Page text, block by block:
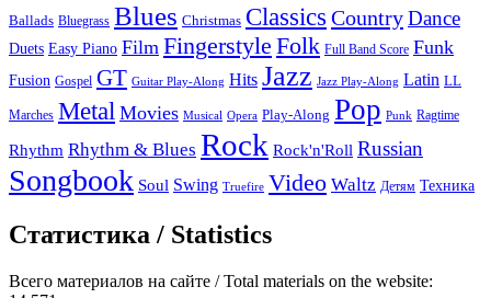
Ballads Bluegrass Blues Christmas Classics CountryDance
Duets Easy Piano Film Fingerstyle Folk Full Band Score Funk
Fusion Gospel GT Guitar Play-Along Hits Jazz Jazz Play-Along Latin LL
Marches Metal Movies Musical Opera Play-Along Pop Punk Ragtime
Rhythm Rhythm & Blues Rock Rock'n'Roll Russian
Songbook Soul Swing Truefire Video Waltz Детям Техника
Статистика / Statistics
Всего материалов на сайте / Total materials on the website: